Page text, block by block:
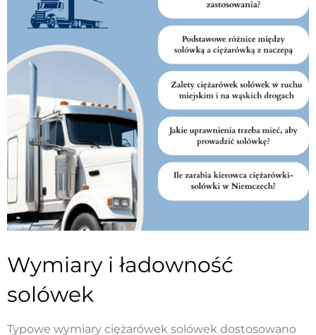
Wymiary i ładowność
solówek
Typowe wymiary ciężarówek solówek dostosowano